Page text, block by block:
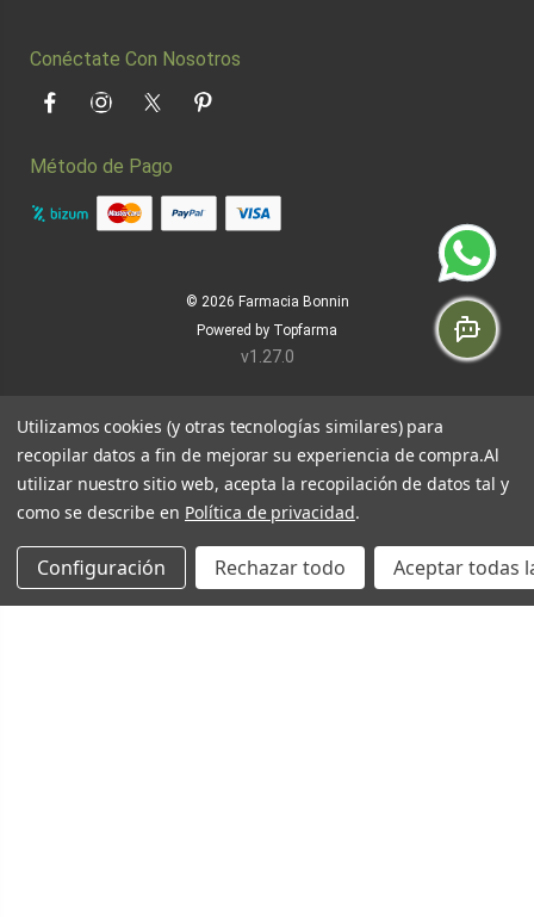
Conéctate Con Nosotros
FacebookInstagramTwitter Pinterest
Método de Pago
© 2026 Farmacia Bonnin
Powered by Topfarma
v1.27.0
Utilizamos cookies (y otras tecnologías similares) para
recopilar datos a fin de mejorar su experiencia de compra.Al
utilizar nuestro sitio web, acepta la recopilación de datos tal y
como se describe en Política de privacidad.
Configuración Rechazar todo Aceptar todas